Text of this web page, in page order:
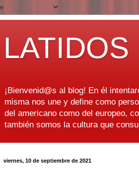
¡Bienvenid@s al blog! En él
misma nos une y define como
del americano como del europeo,
también somos la cultura que
viernes, 10 de septiembre de 2021